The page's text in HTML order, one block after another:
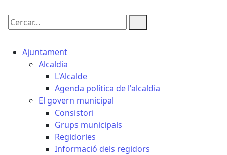
Cercar:
Ajuntament
Alcaldia
L'Alcalde
Agenda política de l'alcaldia
El govern municipal
Consistori
Grups municipals
Regidories
Informació dels regidors